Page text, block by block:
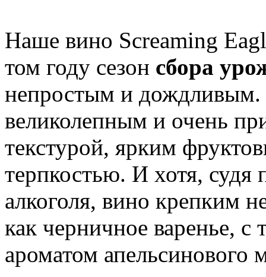
Наше вино Screaming
том году сезон сбора
непростым и
великолепным и очень
текстурой, ярким
терпкостью. И хотя, судя
алкоголя, вино крепким
как черничное варенье,
ароматом